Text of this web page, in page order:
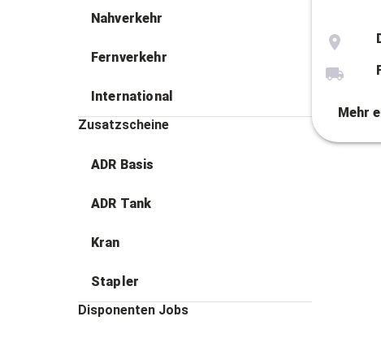
Nahverkehr
Fernverkehr
International
Zusatzscheine
ADR Basis
ADR Tank
Kran
Stapler
Disponenten Jobs
Mehr